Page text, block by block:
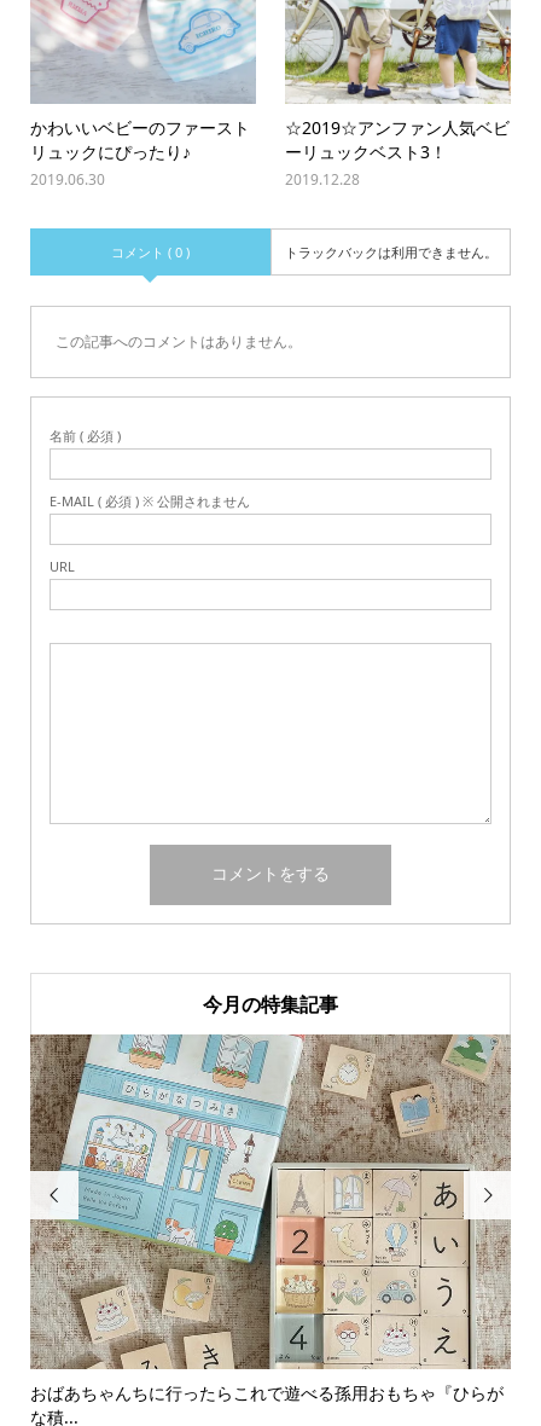
かわいいベビーのファースト
リュックにぴったり♪
2019.06.30
☆2019☆アンファン人気ベビ
ーリュックベスト3！
2019.12.28
コメント ( 0 ) トラックバックは利用できません。
この記事へのコメントはありません。
名前 ( 必須 )
E-MAIL ( 必須 ) ※ 公開されません
URL
今月の特集記事

おばあちゃんちに行ったらこれで遊べる孫用おもちゃ『ひらが
な積...
